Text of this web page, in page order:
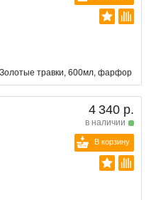
травки, 600мл, фарфор
4 340 р.
в наличии
В корзину